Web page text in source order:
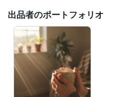
出品者のポートフォリオ